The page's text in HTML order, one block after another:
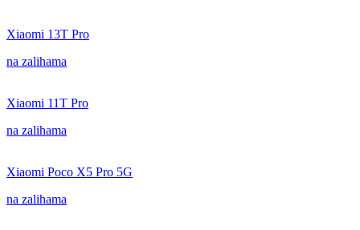
Xiaomi 13T Pro
na zalihama
Xiaomi 11T Pro
na zalihama
Xiaomi Poco X5 Pro 5G
na zalihama